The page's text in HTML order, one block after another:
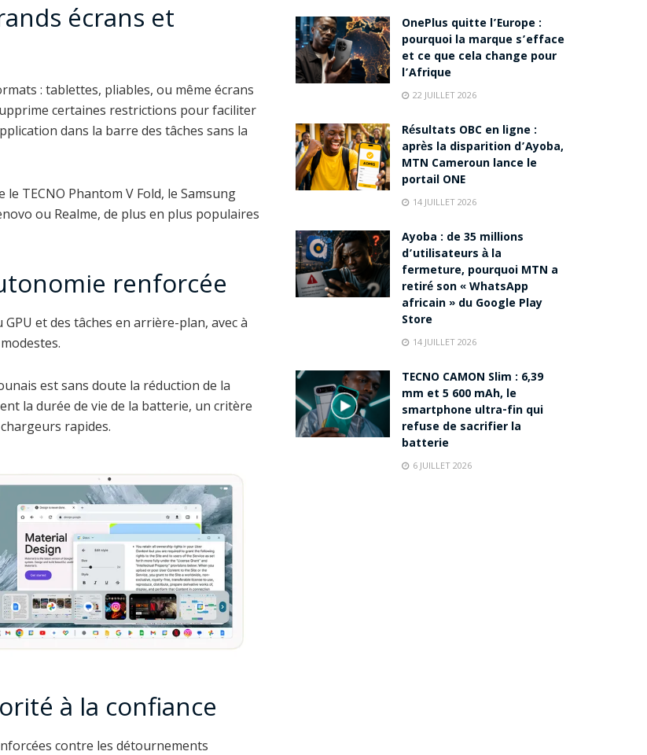
écrans et
: tablettes, pliables, ou même écrans
certaines restrictions pour faciliter
dans la barre des tâches sans la
TECNO Phantom V Fold, le Samsung
ou Realme, de plus en plus populaires
renforcée
et des tâches en arrière-plan, avec à
est sans doute la réduction de la
la durée de vie de la batterie, un critère
rapides.
à la confiance
contre les détournements
OnePlus quitte l’Europe :
pourquoi la marque s’efface
et ce que cela change pour
l’Afrique
22 JUILLET 2026
Résultats OBC en ligne :
après la disparition d’Ayoba,
MTN Cameroun lance le
portail ONE
14 JUILLET 2026
Ayoba : de 35 millions
d’utilisateurs à la
fermeture, pourquoi MTN a
retiré son « WhatsApp
africain » du Google Play
Store
14 JUILLET 2026
TECNO CAMON Slim : 6,39
mm et 5 600 mAh, le
smartphone ultra-fin qui
refuse de sacrifier la
batterie
6 JUILLET 2026